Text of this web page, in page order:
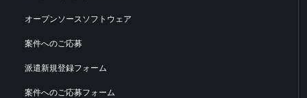
オープンソースソフトウェア
案件へのご応募
派遣新規登録フォーム
案件へのご応募フォーム